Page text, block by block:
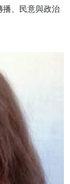
、民意與政治